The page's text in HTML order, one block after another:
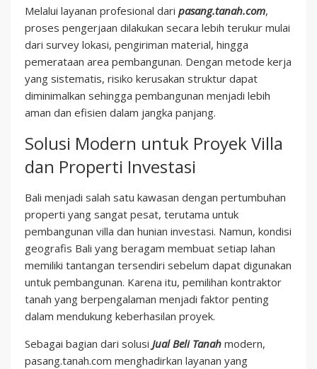
Melalui layanan profesional dari pasang.tanah.com,
proses pengerjaan dilakukan secara lebih terukur mulai
dari survey lokasi, pengiriman material, hingga
pemerataan area pembangunan. Dengan metode kerja
yang sistematis, risiko kerusakan struktur dapat
diminimalkan sehingga pembangunan menjadi lebih
aman dan efisien dalam jangka panjang.
Solusi Modern untuk Proyek Villa
dan Properti Investasi
Bali menjadi salah satu kawasan dengan pertumbuhan
properti yang sangat pesat, terutama untuk
pembangunan villa dan hunian investasi. Namun, kondisi
geografis Bali yang beragam membuat setiap lahan
memiliki tantangan tersendiri sebelum dapat digunakan
untuk pembangunan. Karena itu, pemilihan kontraktor
tanah yang berpengalaman menjadi faktor penting
dalam mendukung keberhasilan proyek.
Sebagai bagian dari solusi Jual Beli Tanah modern,
pasang.tanah.com menghadirkan layanan yang